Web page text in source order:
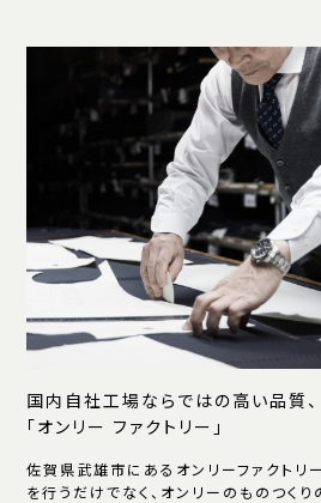
国内自社工場ならではの高い品質、
「オンリー ファクトリー」
佐賀県武雄市にあるオンリーファクトリ
を行うだけでなく、オンリーのものつくり